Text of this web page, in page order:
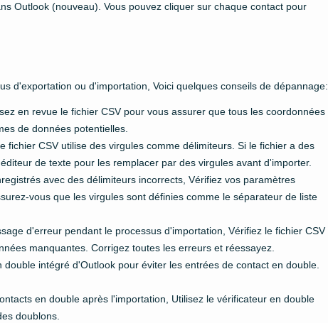
Outlook (nouveau). Vous pouvez cliquer sur chaque contact pour
d'exportation ou d'importation, Voici quelques conseils de dépannage:
en revue le fichier CSV pour vous assurer que tous les coordonnées
de données potentielles.
fichier CSV utilise des virgules comme délimiteurs. Si le fichier a des
de texte pour les remplacer par des virgules avant d'importer.
avec des délimiteurs incorrects, Vérifiez vos paramètres
vous que les virgules sont définies comme le séparateur de liste
d'erreur pendant le processus d'importation, Vérifiez le fichier CSV
manquantes. Corrigez toutes les erreurs et réessayez.
double intégré d'Outlook pour éviter les entrées de contact en double.
en double après l'importation, Utilisez le vérificateur en double
doublons.